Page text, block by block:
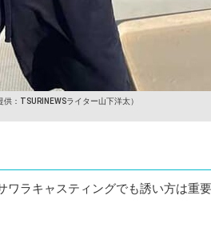
供：TSURINEWSライター山下洋太）
ワラキャスティングでも誘い方は重